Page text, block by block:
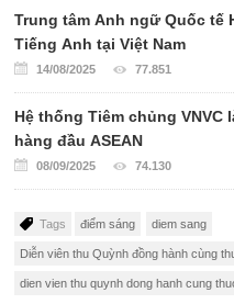
Trung tâm Anh ngữ Quốc tế
Tiếng Anh tại Việt Nam
14/08/2025 77.851
Hệ thống Tiêm chủng
hàng đầu ASEAN
08/09/2025 74.130
Tags điểm sáng diem sang
Diễn viên thu Quỳnh đồng hành cùng
dien vien thu quynh dong hanh cung